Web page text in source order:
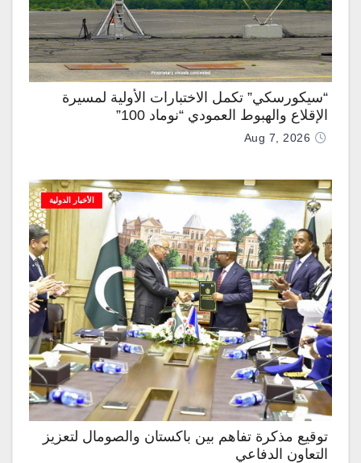
“سيكورسكي” تكمل الاختبارات الأولية لمسيرة
الإقلاع والهبوط العمودي “نوماد 100”
Aug 7, 2026
الأخبار الدولية
توقيع مذكرة تفاهم بين باكستان والصومال لتعزيز
التعاون الدفاعي